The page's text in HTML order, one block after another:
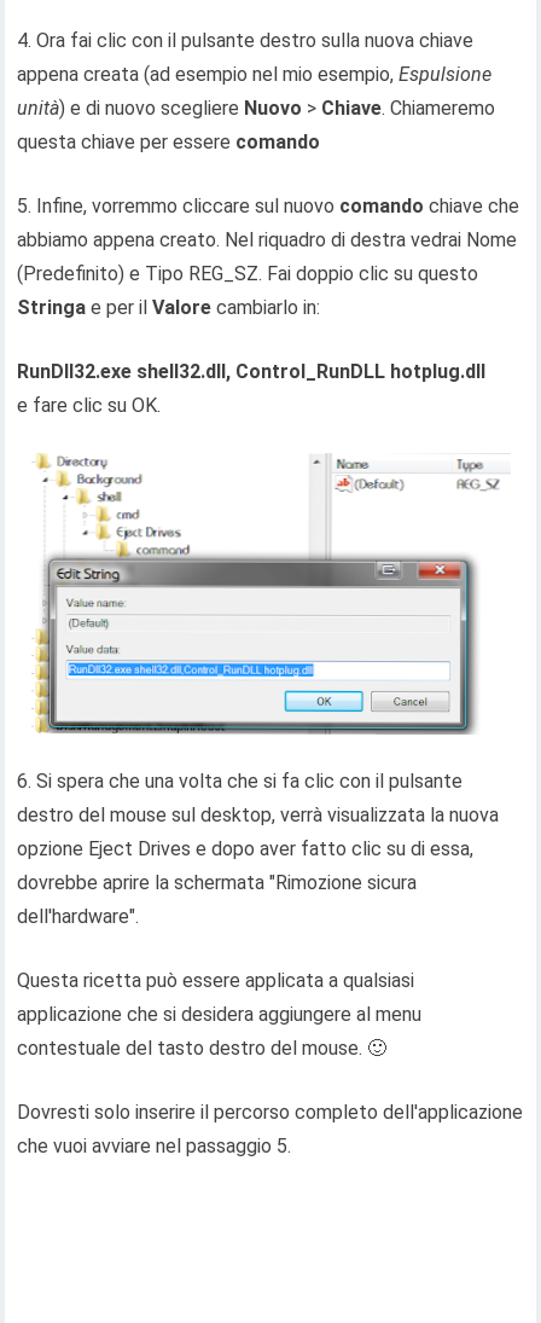
4. Ora fai clic con il pulsante destro sulla nuova chiave
appena creata (ad esempio nel mio esempio,Espulsione
unità) e di nuovo scegliere Nuovo > Chiave. Chiameremo
questa chiave per essere comando
5. Infine, vorremmo cliccare sul nuovo comandochiave che
abbiamo appena creato. Nel riquadro di destra vedrai Nome
(Predefinito) e Tipo REG_SZ. Fai doppio clic su questo
Stringae per ilValorecambiarlo in:
RunDll32.exe shell32.dll, Control_RunDLL hotplug.dll
e fare clic su OK.
6. Si spera che una volta che si fa clic con il pulsante
destro del mouse sul desktop, verrà visualizzata la nuova
opzione Eject Drives e dopo aver fatto clic su di essa,
dovrebbe aprire la schermata "Rimozione sicura
dell'hardware".
Questa ricetta può essere applicata a qualsiasi
applicazione che si desidera aggiungere al menu
contestuale del tasto destro del mouse. 🙂
Dovresti solo inserire il percorso completo dell'applicazione
che vuoi avviare nel passaggio 5.